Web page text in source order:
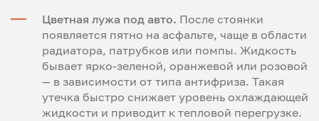
Цветная лужа под авто. После стоянки
появляется пятно на асфальте, чаще в области
радиатора, патрубков или помпы. Жидкость
бывает ярко-зеленой, оранжевой или розовой
— в зависимости от типа антифриза. Такая
утечка быстро снижает уровень охлаждающей
жидкости и приводит к тепловой перегрузке.